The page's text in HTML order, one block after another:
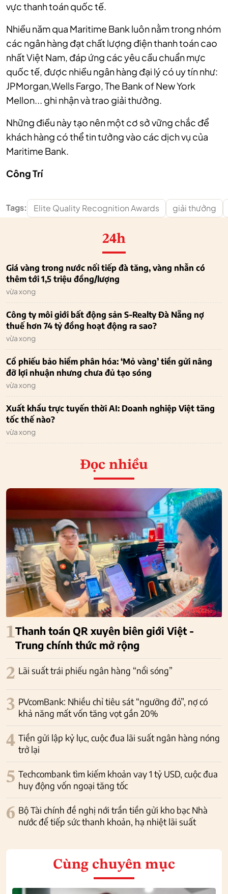
vực thanh toán quốc tế.
Nhiều năm qua Maritime Bank luôn nằm trong nhóm
các ngân hàng đạt chất lượng điện thanh toán cao
nhất Việt Nam, đáp ứng các yêu cầu chuẩn mực
quốc tế, được nhiều ngân hàng đại lý có uy tín như:
JPMorgan,Wells Fargo, The Bank of New York
Mellon... ghi nhận và trao giải thưởng.
Những điều này tạo nên một cơ sở vững chắc để
khách hàng có thể tin tưởng vào các dịch vụ của
Maritime Bank.
Công Trí
Tags: Elite Quality Recognition Awards giải thưởng
24h
Giá vàng trong nước nối tiếp đà tăng, vàng nhẫn có
thêm tới 1,5 triệu đồng/lượng
vừa xong
Công ty môi giới bất động sản S-Realty Đà Nẵng nợ
thuế hơn 74 tỷ đồng hoạt động ra sao?
vừa xong
Cổ phiếu bảo hiểm phân hóa: ‘Mỏ vàng’ tiền gửi nâng
đỡ lợi nhuận nhưng chưa đủ tạo sóng
vừa xong
Xuất khẩu trực tuyến thời AI: Doanh nghiệp Việt tăng
tốc thế nào?
vừa xong
Đọc nhiều
1Thanh toán QR xuyên biên giới Việt -
Trung chính thức mở rộng
2 Lãi suất trái phiếu ngân hàng “nổi sóng”
3 PVcomBank: Nhiều chỉ tiêu sát “ngưỡng đỏ”, nợ có
khả năng mất vốn tăng vọt gần 20%
4 Tiền gửi lập kỷ lục, cuộc đua lãi suất ngân hàng nóng
trở lại
5 Techcombank tìm kiếm khoản vay 1 tỷ USD, cuộc đua
huy động vốn ngoại tăng tốc
6 Bộ Tài chính đề nghị nới trần tiền gửi kho bạc Nhà
nước để tiếp sức thanh khoản, hạ nhiệt lãi suất
Cùng chuyên mục